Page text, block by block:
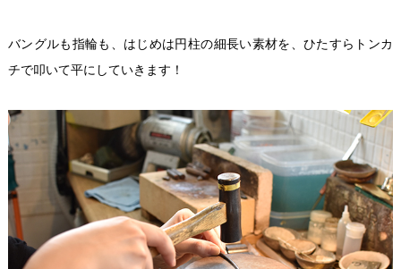
バングルも指輪も、はじめは円柱の細長い素材を、ひたすらトンカ
チで叩いて平にしていきます！